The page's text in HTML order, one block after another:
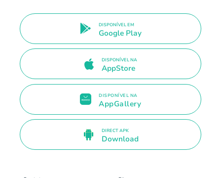
DISPONÍVEL EM
Google Play
DISPONÍVEL NA
AppStore
DISPONÍVEL NA
AppGallery
DIRECT APK
Download